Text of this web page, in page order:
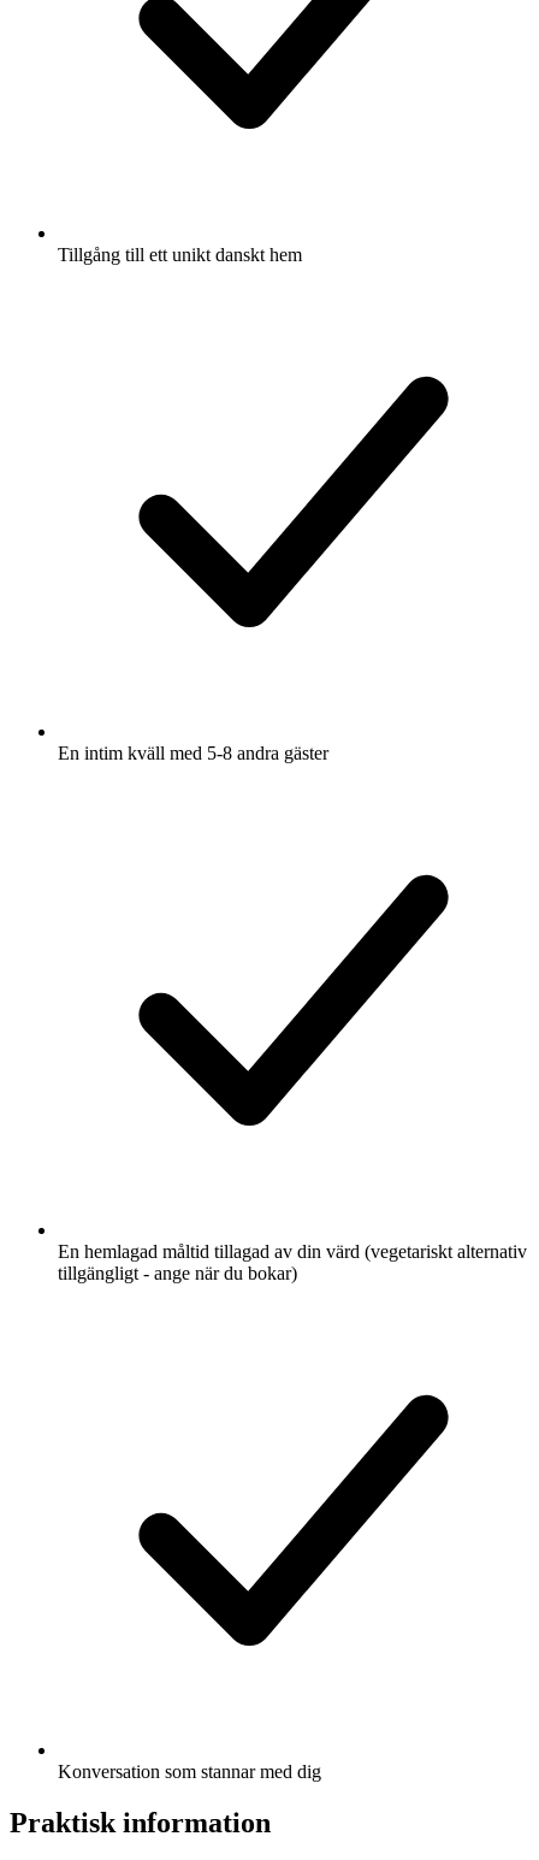
Tillgång till ett unikt danskt hem
En intim kväll med 5-8 andra gäster
En hemlagad måltid tillagad av din värd (vegetariskt alternativ
tillgängligt - ange när du bokar)
Konversation som stannar med dig
Praktisk information